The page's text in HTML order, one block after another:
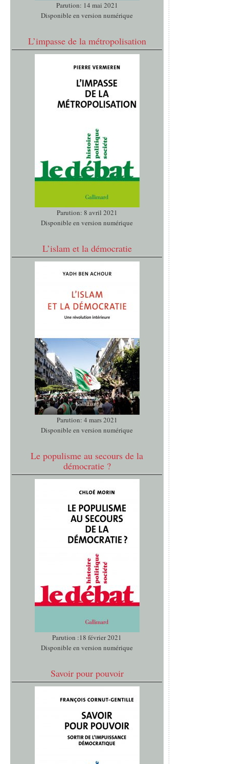
Parution: 14 mai 2021
Disponible en version numérique
L’impasse de la métropolisation
Parution: 8 avril 2021
Disponible en version numérique
L’islam et la démocratie
Parution: 4 mars 2021
Disponible en version numérique
Le populisme au secours de la
démocratie ?
Parution :18 février 2021
Disponible en version numérique
Savoir pour pouvoir